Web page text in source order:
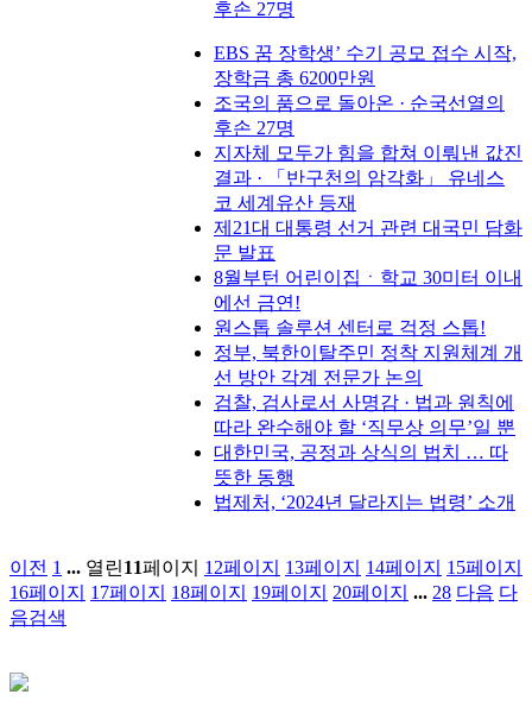
후손 27명
EBS 꿈 장학생’ 수기 공모 접수 시작,
장학금 총 6200만원
조국의 품으로 돌아온 · 순국선열의
후손 27명
지자체 모두가 힘을 합쳐 이뤄낸 값진
결과 · 「반구천의 암각화」 유네스
코 세계유산 등재
제21대 대통령 선거 관련 대국민 담화
문 발표
8월부턴 어린이집ㆍ학교 30미터 이내
에선 금연!
원스톱 솔루션 센터로 걱정 스톱!
정부, 북한이탈주민 정착 지원체계 개
선 방안 각계 전문가 논의
검찰, 검사로서 사명감 · 법과 원칙에
따라 완수해야 할 ‘직무상 의무’일 뿐
대한민국, 공정과 상식의 법치 … 따
뜻한 동행
법제처, ‘2024년 달라지는 법령’ 소개
이전 1 ... 열린11페이지 12페이지 13페이지 14페이지 15페이지
16페이지 17페이지 18페이지 19페이지 20페이지 ... 28 다음 다
음검색